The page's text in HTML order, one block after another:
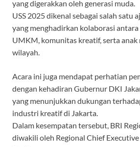
yang digerakkan oleh generasi muda.
USS 2025 dikenal sebagai salah satu
yang menghadirkan kolaborasi
UMKM, komunitas kreatif, serta anak
wilayah.
Acara ini juga mendapat perhatian
dengan kehadiran Gubernur DKI
yang menunjukkan dukungan
industri kreatif di Jakarta.
Dalam kesempatan tersebut, BRI
diwakili oleh Regional Chief